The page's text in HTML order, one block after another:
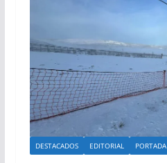
DESTACADOS EDITORIAL PORTADA